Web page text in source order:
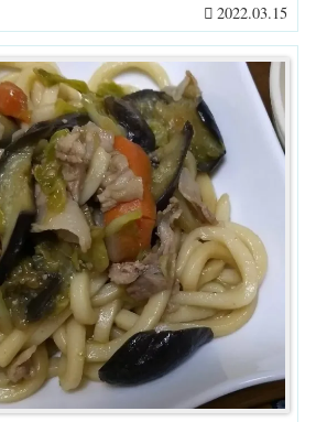
2022.03.15